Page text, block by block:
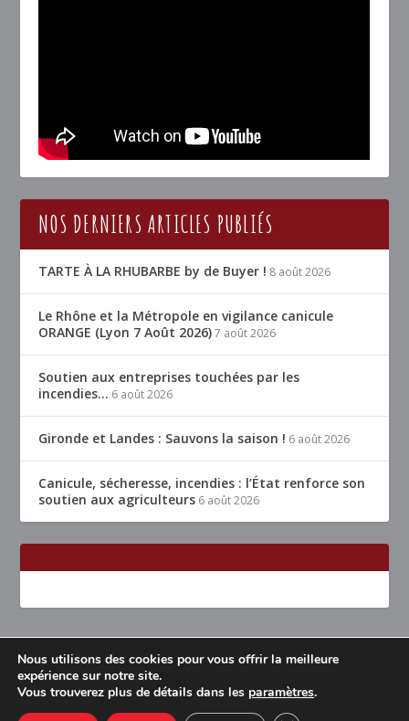
NOS DERNIERS ARTICLES PUBLIÉS
TARTE À LA RHUBARBE by de Buyer ! 8 août 2026
Le Rhône et la Métropole en vigilance canicule
ORANGE (Lyon 7 Août 2026) 7 août 2026
Soutien aux entreprises touchées par les
incendies… 6 août 2026
Gironde et Landes : Sauvons la saison ! 6 août 2026
Canicule, sécheresse, incendies : l’État renforce son
soutien aux agriculteurs 6 août 2026
Conçu par Elegant Themes | Propulsé par
Accueil Restaurants Lyon & alentours
Mentions légales
Nous utilisons des cookies pour vous offrir la meilleure
expérience sur notre site.
Vous trouverez plus de détails dans les paramètres.